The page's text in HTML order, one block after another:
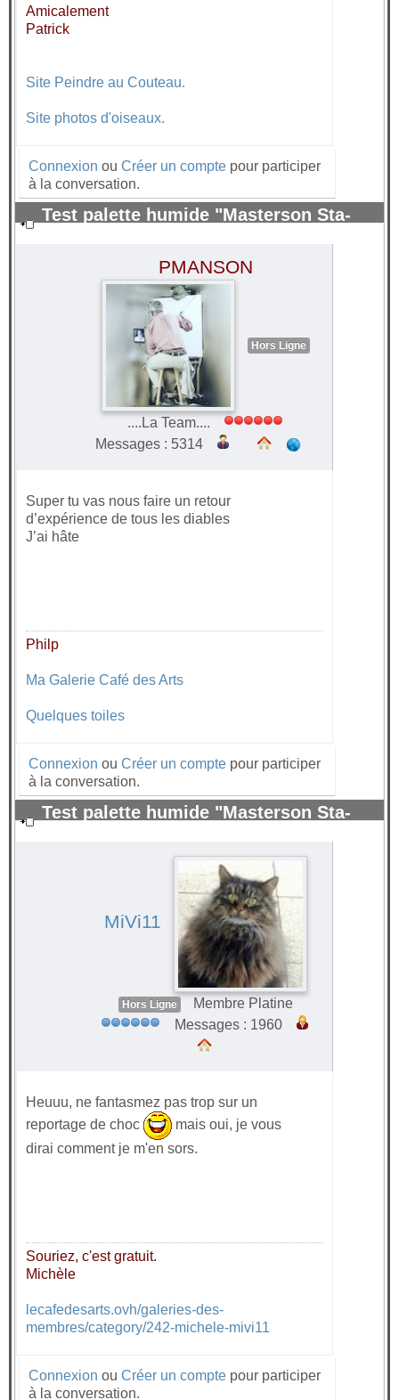
Amicalement
Patrick
Site Peindre au Couteau.
Site photos d'oiseaux.
Connexion ou Créer un compte pour participer
à la conversation.
Test palette humide "Masterson Sta-
PMANSON
Hors Ligne
....La Team....
Messages : 5314
Super tu vas nous faire un retour
d’expérience de tous les diables
J’ai hâte
Philp
Ma Galerie Café des Arts
Quelques toiles
Connexion ou Créer un compte pour participer
à la conversation.
Test palette humide "Masterson Sta-
MiVi11
Hors Ligne
Membre Platine
Messages : 1960
Heuuu, ne fantasmez pas trop sur un
reportage de choc
mais oui, je vous
dirai comment je m'en sors.
Souriez, c'est gratuit.
Michèle
lecafedesarts.ovh/galeries-des-
membres/category/242-michele-mivi11
Connexion ou Créer un compte pour participer
à la conversation.